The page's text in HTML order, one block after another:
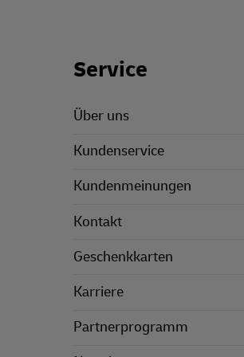
Footer Links
Service
Über uns
Kundenservice
Kundenmeinungen
Kontakt
Geschenkkarten
Karriere
Partnerprogramm